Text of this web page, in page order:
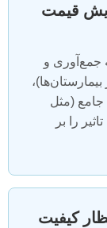
قیمت
جمع‌آوری و
(مثل
را بر
کیفیت